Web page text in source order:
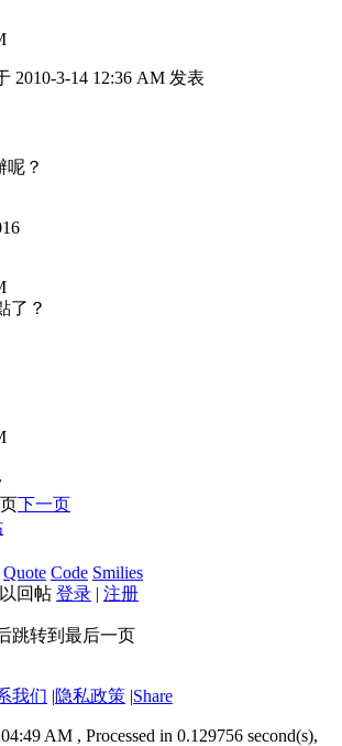
2010-3-14 12:36 AM 发表
？
了？
下一页
Quote Code Smilies
回帖 登录 | 注册
跳转到最后一页
我们 |隐私政策 |Share
AM , Processed in 0.129756 second(s),